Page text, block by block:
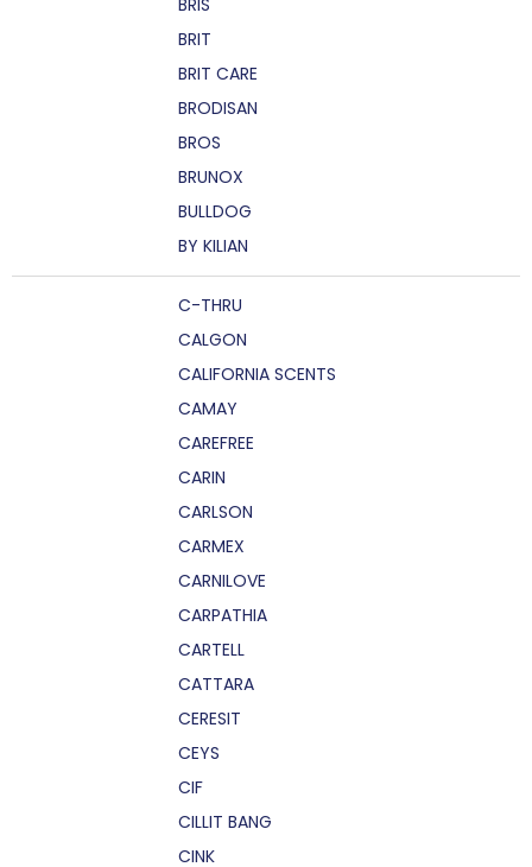
BRIS
BRIT
BRIT CARE
BRODISAN
BROS
BRUNOX
BULLDOG
BY KILIAN
C-THRU
CALGON
CALIFORNIA SCENTS
CAMAY
CAREFREE
CARIN
CARLSON
CARMEX
CARNILOVE
CARPATHIA
CARTELL
CATTARA
CERESIT
CEYS
CIF
CILLIT BANG
CINK